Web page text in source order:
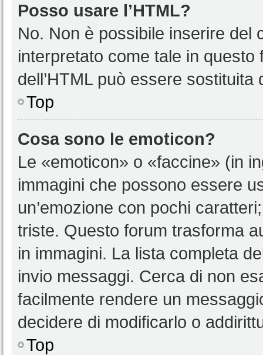
Posso usare l’HTML?
No. Non è possibile inserire del
interpretato come tale in
dell’HTML può essere sostituita
Top
Cosa sono le emoticon?
Le «emoticon» o «faccine» (in
immagini che possono essere
un’emozione con pochi
triste. Questo forum trasforma
in immagini. La lista completa
invio messaggi. Cerca di non
facilmente rendere un
decidere di modificarlo o
Top